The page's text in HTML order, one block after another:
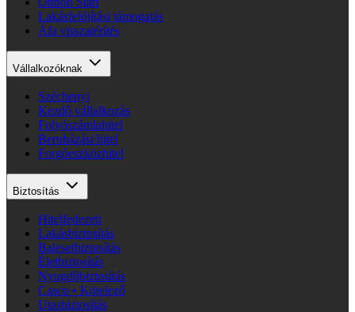
Lakásfelújítási támogatás
Áfa visszatérítés
Vállalkozóknak
Széchenyi
Kezdő vállalkozás
Folyószámlahitel
Beruházási hitel
Forgóeszközhitel
Biztosítás
Hitelfedezeti
Lakásbiztosítás
Balesetbiztosítás
Életbiztosítás
Nyugdíjbiztosítás
Casco • Kötelező
Utasbiztosítás